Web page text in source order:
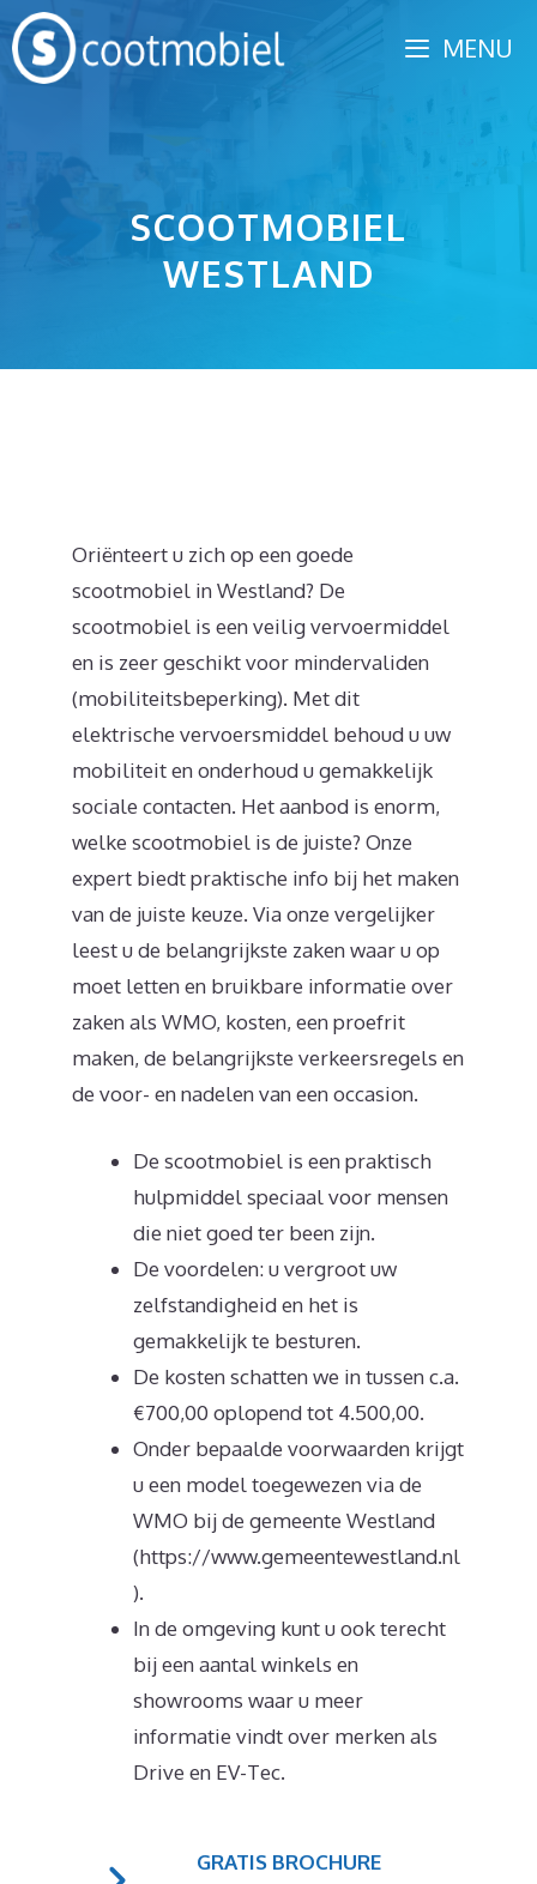
Spring
naar
inhoud
MENU
SCOOTMOBIEL
WESTLAND
Oriënteert u zich op een goede
scootmobiel in Westland? De
scootmobiel is een veilig vervoermiddel
en is zeer geschikt voor mindervaliden
(mobiliteitsbeperking). Met dit
elektrische vervoersmiddel behoud u uw
mobiliteit en onderhoud u gemakkelijk
sociale contacten. Het aanbod is enorm,
welke scootmobiel is de juiste? Onze
expert biedt praktische info bij het maken
van de juiste keuze. Via onze vergelijker
leest u de belangrijkste zaken waar u op
moet letten en bruikbare informatie over
zaken als WMO, kosten, een proefrit
maken, de belangrijkste verkeersregels en
de voor- en nadelen van een occasion.
De scootmobiel is een praktisch
hulpmiddel speciaal voor mensen
die niet goed ter been zijn.
De voordelen: u vergroot uw
zelfstandigheid en het is
gemakkelijk te besturen.
De kosten schatten we in tussen c.a.
€700,00 oplopend tot 4.500,00.
Onder bepaalde voorwaarden krijgt
u een model toegewezen via de
WMO bij de gemeente Westland
(https://www.gemeentewestland.nl
).
In de omgeving kunt u ook terecht
bij een aantal winkels en
showrooms waar u meer
informatie vindt over merken als
Drive en EV-Tec.
GRATIS BROCHURE